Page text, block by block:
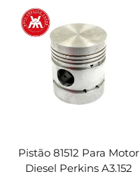
Pistão 81512 Para Motor
Diesel Perkins A3.152